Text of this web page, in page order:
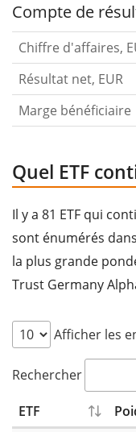
Compte de
Chiffre d'affaires,
Résultat net, EUR
Marge bénéficiaire
Quel ETF
Il y a 81 ETF qui
sont énumérés
la plus grande
Trust Germany
Afficher les
Rechercher
ETF